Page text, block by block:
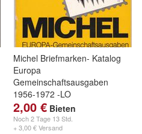
Michel Briefmarken- Katalog
Europa
Gemeinschaftsausgaben
1956-1972 -LO
2,00 € Bieten
Noch2 Tage 13 Std.
+ 3,00 € Versand